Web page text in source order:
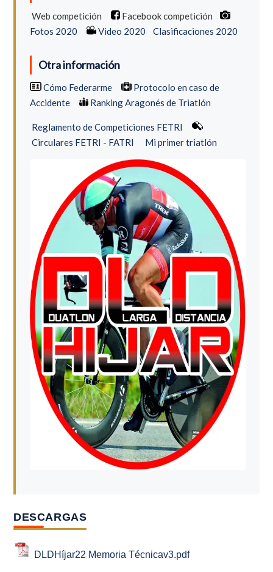
Web competición
Facebook competición
Fotos 2020
Video 2020 Clasificaciones 2020
Otra información
Cómo Federarme
Protocolo en caso de
Accidente
Ranking Aragonés de Triatlón
Reglamento de Competiciones FETRI
Circulares FETRI - FATRI
Mi primer triatlón
DESCARGAS
DLDHíjar22 Memoria Técnicav3.pdf